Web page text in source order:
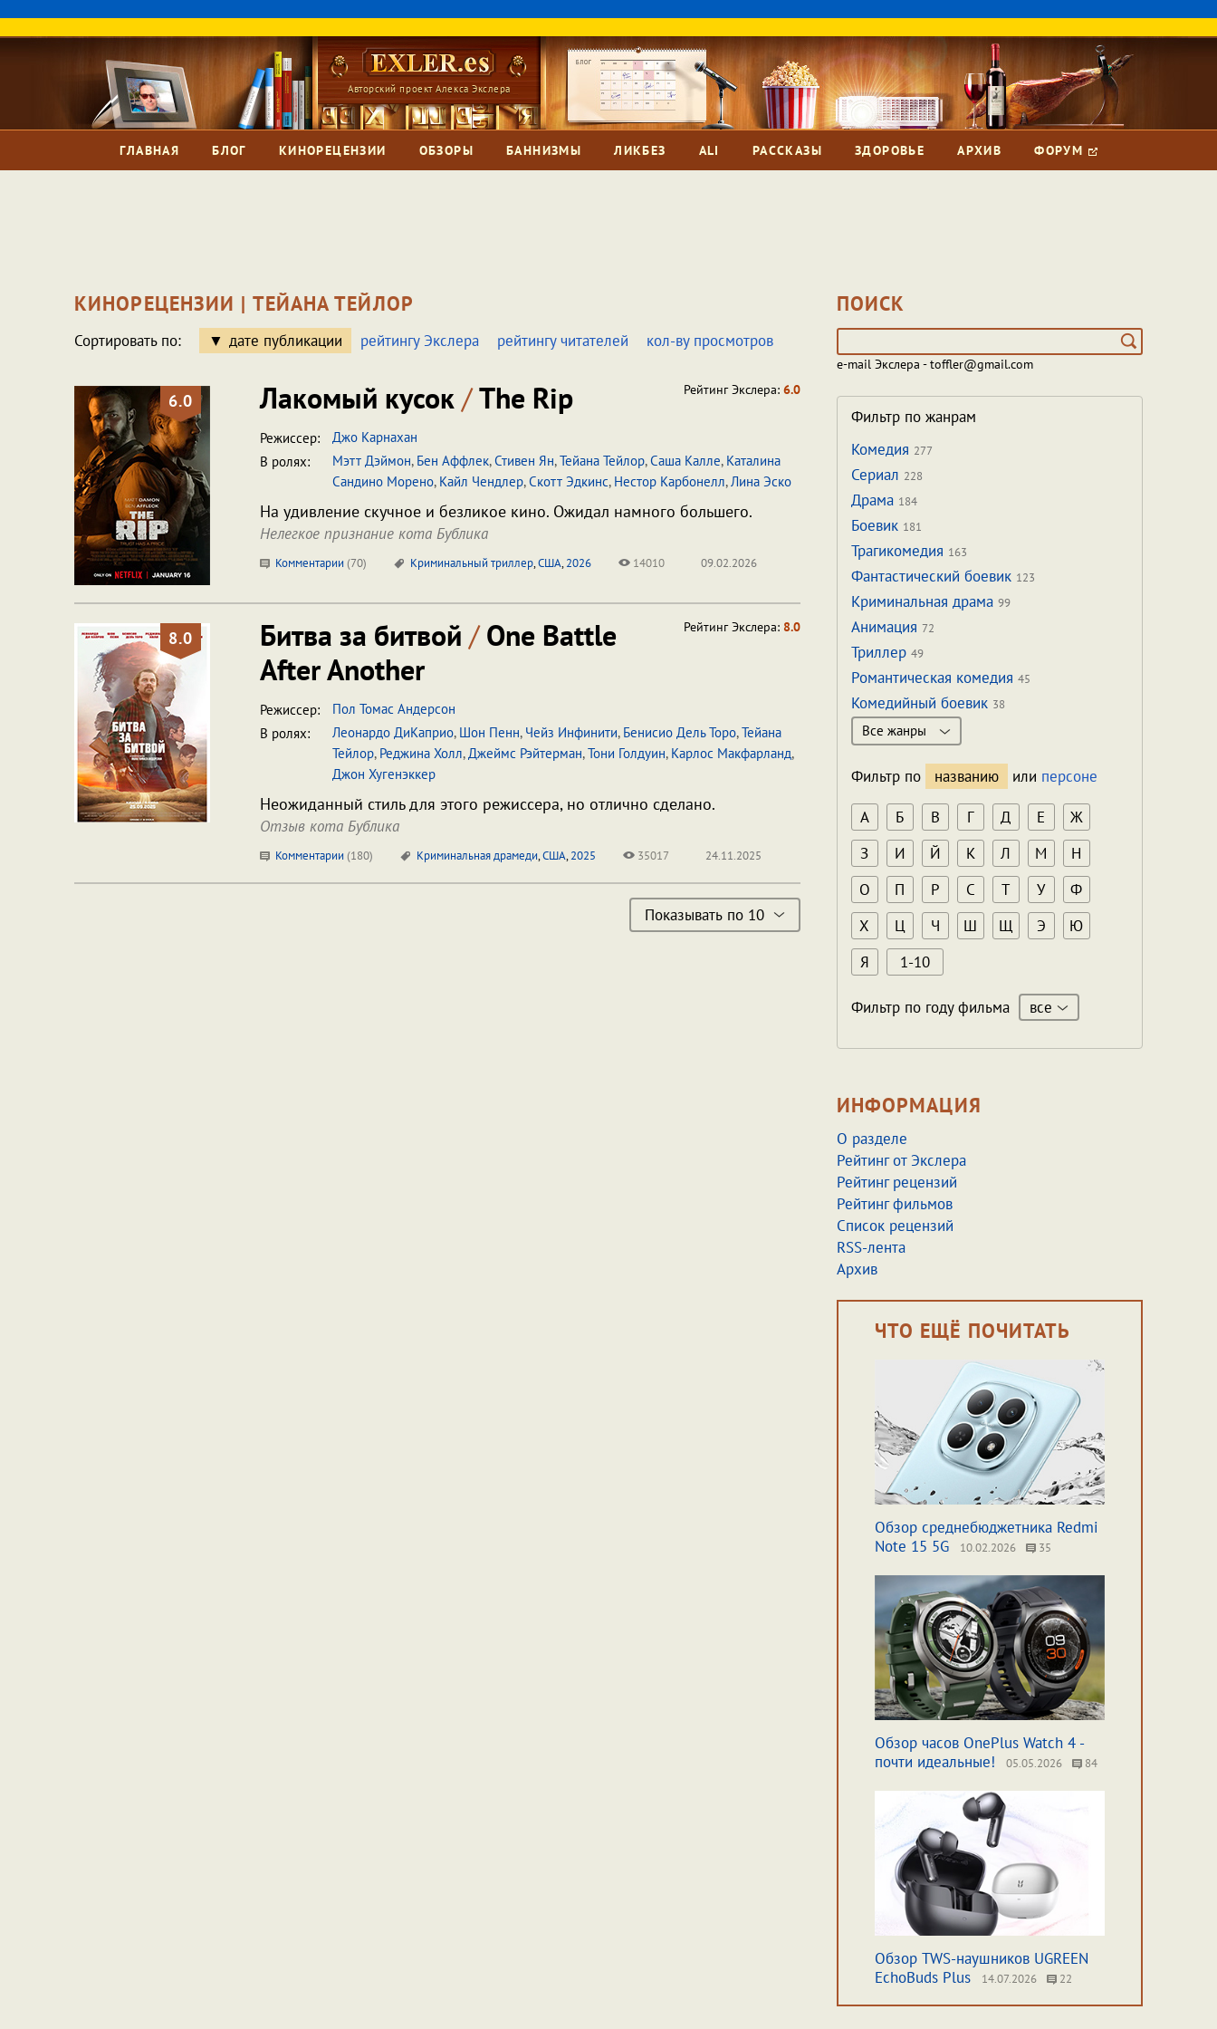
Авторский проект Алекса Экслера
ГЛАВНАЯ БЛОГ КИНОРЕЦЕНЗИИ ОБЗОРЫ БАННИЗМЫ ЛИКБЕЗ ALI РАССКАЗЫ ЗДОРОВЬЕ АРХИВ ФОРУМ
КИНОРЕЦЕНЗИИ | ТЕЙАНА ТЕЙЛОР
Сортировать по: дате публикации рейтингу Экслера рейтингу читателей кол-ву просмотров
6.0 Лакомый кусок/The Rip Рейтинг Экслера: 6.0
Режиссер:
Джо Карнахан
В ролях:
Мэтт Дэймон, Бен Аффлек,Стивен Ян,Тейана Тейлор,Саша Калле, Каталина
Сандино Морено, Кайл Чендлер,Скотт Эдкинс, Нестор Карбонелл,Лина Эско
На удивление скучное и безликое кино. Ожидал намного большего.
Нелегкое признание кота Бублика
Комментарии (70) Криминальный триллер,США,2026 14010 09.02.2026
8.0 Битва за битвой /One Battle
After Another
Рейтинг Экслера: 8.0
Режиссер:
Пол Томас Андерсон
В ролях:
Леонардо ДиКаприо, Шон Пенн, Чейз Инфинити, Бенисио Дель Торо,Тейана
Тейлор, Реджина Холл,Джеймс Рэйтерман,Тони Голдуин, Карлос Макфарланд,
Джон Хугенэккер
Неожиданный стиль для этого режиссера, но отлично сделано.
Отзыв кота Бублика
Комментарии (180) Криминальная драмеди,США,2025 35017 24.11.2025
Показывать по 10
ПОИСК
e-mail Экслера - toffler@gmail.com
Фильтр по жанрам
Комедия 277
Сериал 228
Драма 184
Боевик 181
Трагикомедия 163
Фантастический боевик 123
Криминальная драма 99
Анимация 72
Триллер 49
Романтическая комедия 45
Комедийный боевик 38
Все жанры
Фильтр по названию или персоне
А Б В Г Д Е
Ж
З
И Й К Л М
Н
О
П Р С Т У
Ф
Х
Ц Ч Ш Щ Э
Ю
Я
1-10
Фильтр по году фильма все
ИНФОРМАЦИЯ
О разделе
Рейтинг от Экслера
Рейтинг рецензий
Рейтинг фильмов
Список рецензий
RSS-лента
Архив
ЧТО ЕЩЁ ПОЧИТАТЬ
Обзор среднебюджетника Redmi
Note 15 5G
10.02.2026 35
Обзор часов OnePlus Watch 4 -
почти идеальные!
05.05.2026 84
Обзор TWS-наушников UGREEN
EchoBuds Plus
14.07.2026 22